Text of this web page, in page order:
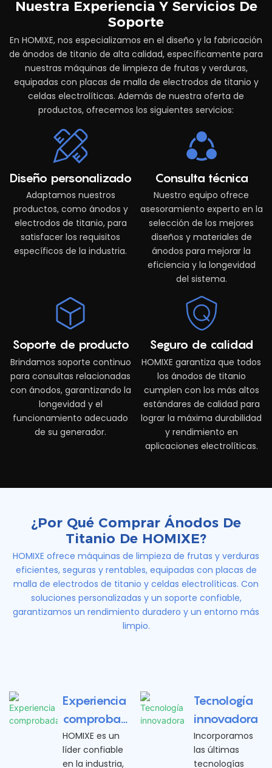
Nuestra Experiencia Y Servicios De
Soporte
En HOMIXE, nos especializamos en el diseño y la fabricación
de ánodos de titanio de alta calidad, específicamente para
nuestras máquinas de limpieza de frutas y verduras,
equipadas con placas de malla de electrodos de titanio y
celdas electrolíticas. Además de nuestra oferta de
productos, ofrecemos los siguientes servicios:
Diseño personalizado
Adaptamos nuestros
productos, como ánodos y
electrodos de titanio, para
satisfacer los requisitos
específicos de la industria.
Consulta técnica
Nuestro equipo ofrece
asesoramiento experto en la
selección de los mejores
diseños y materiales de
ánodos para mejorar la
eficiencia y la longevidad
del sistema.
Soporte de producto
Brindamos soporte continuo
para consultas relacionadas
con ánodos, garantizando la
longevidad y el
funcionamiento adecuado
de su generador.
Seguro de calidad
HOMIXE garantiza que todos
los ánodos de titanio
cumplen con los más altos
estándares de calidad para
lograr la máxima durabilidad
y rendimiento en
aplicaciones electrolíticas.
¿Por Qué Comprar Ánodos De
Titanio De HOMIXE?
HOMIXE ofrece máquinas de limpieza de frutas y verduras
eficientes, seguras y rentables, equipadas con placas de
malla de electrodos de titanio y celdas electrolíticas. Con
soluciones personalizadas y un soporte confiable,
garantizamos un rendimiento duradero y un entorno más
limpio.
Experiencia
comprobad
a
HOMIXE es un
líder confiable
en la industria,
Tecnología
innovadora
Incorporamos
las últimas
tecnologías